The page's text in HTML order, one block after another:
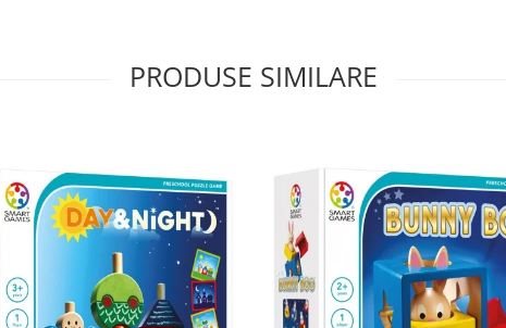
PRODUSE SIMILARE